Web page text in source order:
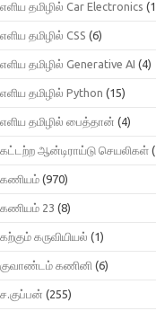
எளிய தமிழில் Car Electronics
எளிய தமிழில் CSS (6)
எளிய தமிழில் Generative AI (4)
எளிய தமிழில் Python (15)
எளிய தமிழில் பைத்தான் (4)
கட்டற்ற ஆன்டிராய்டு செயலிகள்
கணியம் (970)
கணியம் 23 (8)
கற்கும் கருவியியல் (1)
குவாண்டம் கணினி (6)
ச.குப்பன் (255)